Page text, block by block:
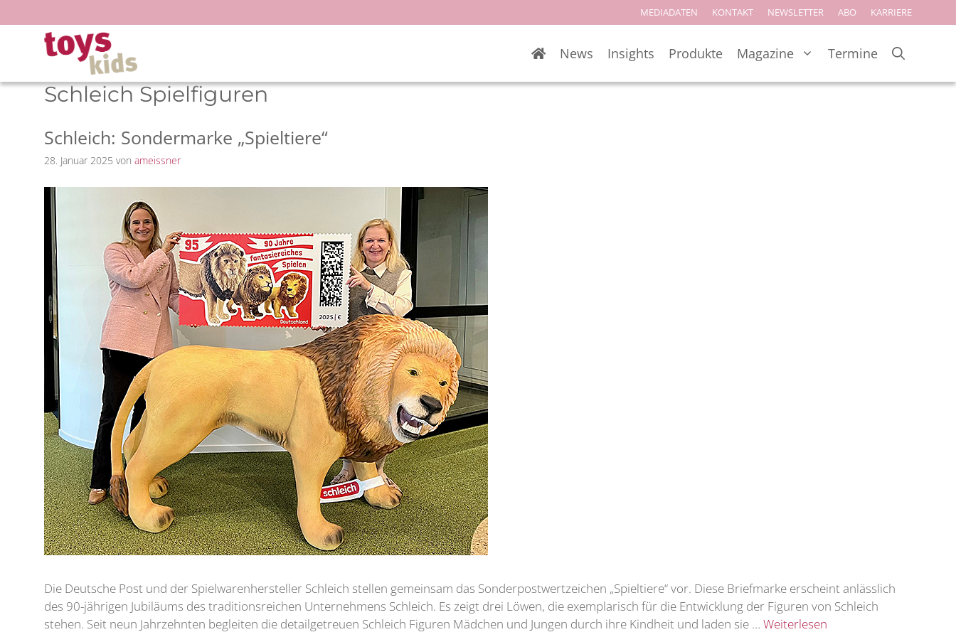
Inhalt
springen
MEDIADATEN KONTAKT NEWSLETTER ABO KARRIERE
News Insights Produkte Magazine Termine
Schleich Spielfiguren
Schleich: Sondermarke „Spieltiere“
28. Januar 2025 von ameissner
Die Deutsche Post und der Spielwarenhersteller Schleich stellen gemeinsam das Sonderpostwertzeichen „Spieltiere“ vor. Diese Briefmarke erscheint anlässlich
des 90-jährigen Jubiläums des traditionsreichen Unternehmens Schleich. Es zeigt drei Löwen, die exemplarisch für die Entwicklung der Figuren von Schleich
stehen. Seit neun Jahrzehnten begleiten die detailgetreuen Schleich Figuren Mädchen und Jungen durch ihre Kindheit und laden sie … Weiterlesen